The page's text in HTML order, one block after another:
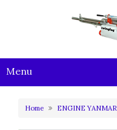
Menu
Home ENGINE YANMAR